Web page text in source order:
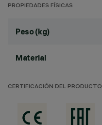
PROPIEDADES FÍSICAS
Peso (kg)
Material
CERTIFICACIÓN DEL PRODUCTO